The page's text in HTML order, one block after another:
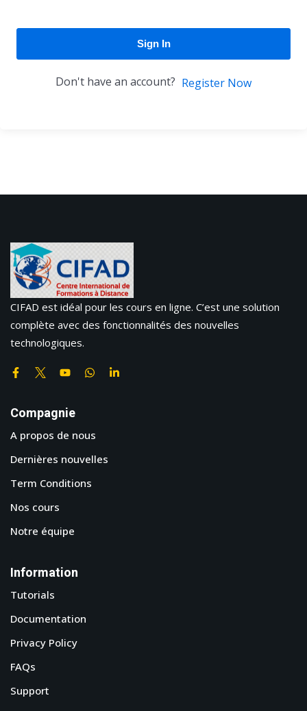
Sign In
Don't have an account? Register Now
CIFAD est idéal pour les cours en ligne. C’est une solution
complète avec des fonctionnalités des nouvelles
technologiques.
Compagnie
A propos de nous
Dernières nouvelles
Term Conditions
Nos cours
Notre équipe
Information
Tutorials
Documentation
Privacy Policy
FAQs
Support